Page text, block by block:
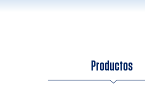
Productos